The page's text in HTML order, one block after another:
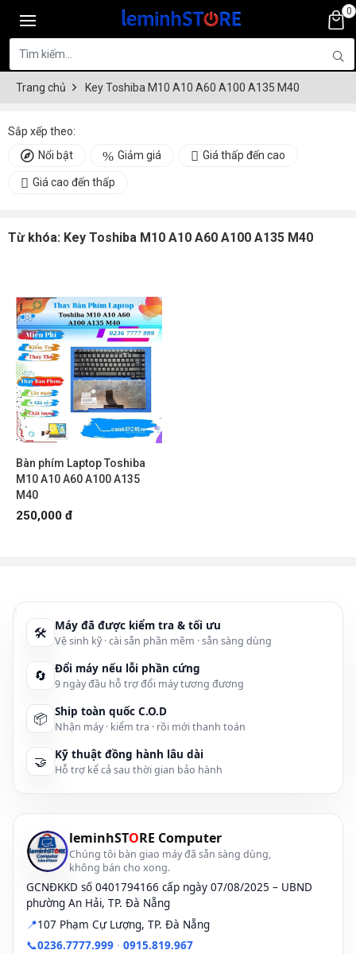
0
Trang chủ Key Toshiba M10 A10 A60 A100 A135 M40
Sắp xếp theo:
Nổi bật
Giảm giá Giá thấp đến cao
Giá cao đến thấp
Từ khóa: Key Toshiba M10 A10 A60 A100 A135 M40
Bàn phím Laptop Toshiba
M10 A10 A60 A100 A135
M40
250,000 đ
🛠 Máy đã được kiểm tra & tối ưu
Vệ sinh kỹ · cài sẵn phần mềm · sẵn sàng dùng
🔄 Đổi máy nếu lỗi phần cứng
9 ngày đầu hỗ trợ đổi máy tương đương
📦 Ship toàn quốc C.O.D
Nhận máy · kiểm tra · rồi mới thanh toán
🤝 Kỹ thuật đồng hành lâu dài
Hỗ trợ kể cả sau thời gian bảo hành
leminhSTORE Computer
Chúng tôi bàn giao máy đã sẵn sàng dùng,
không bán cho xong.
GCNĐKKD số 0401794166 cấp ngày 07/08/2025 – UBND
phường An Hải, TP. Đà Nẵng
📍107 Phạm Cự Lượng, TP. Đà Nẵng
📞0236.7777.999 · 0915.819.967